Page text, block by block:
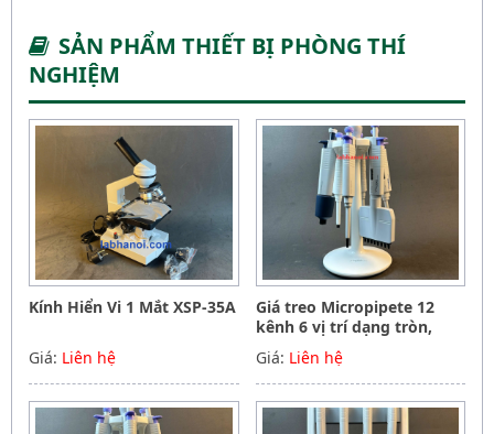
SẢN PHẨM THIẾT BỊ PHÒNG THÍ
NGHIỆM
Kính Hiển Vi 1 Mắt XSP-35A
Giá: Liên hệ
Giá treo Micropipete 12
kênh 6 vị trí dạng tròn,
Hãng Phoenix instrument
Germany
Giá: Liên hệ